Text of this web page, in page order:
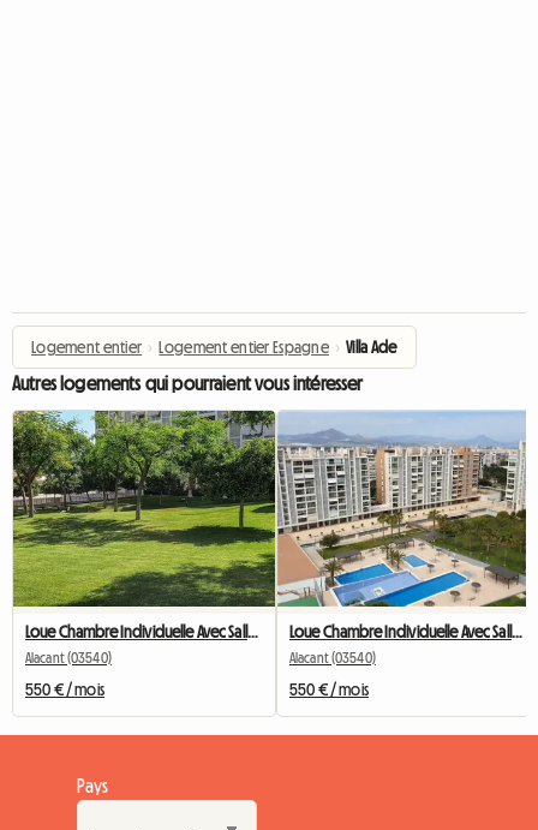
Logement entier › Logement entier Espagne › Villa Ade
Autres logements qui pourraient vous intéresser
Loue Chambre Individuelle Avec Salle De Bains Commune
Alacant (03540)
550 € / mois
Loue Chambre Individuelle Avec Salle De Bains Commune
Alacant (03540)
550 € / mois
Pays